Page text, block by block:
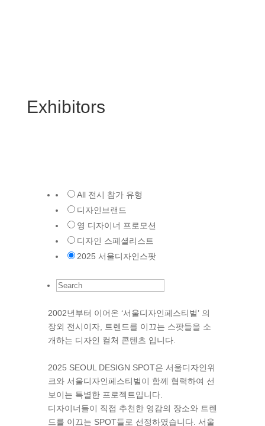
Exhibitors
All 전시 참가 유형
디자인브랜드
영 디자이너 프로모션
디자인 스페셜리스트
2025 서울디자인스팟
2002년부터 이어온 ‘서울디자인페스티벌’ 의
장외 전시이자, 트렌드를 이끄는 스팟들을 소
개하는 디자인 컬처 콘텐츠 입니다.
2025 SEOUL DESIGN SPOT은 서울디자인위
크와 서울디자인페스티벌이 함께 협력하여 선
보이는 특별한 프로젝트입니다.​
디자이너들이 직접 추천한 영감의 장소와 트렌
드를 이끄는 SPOT들로 선정하였습니다. 서울